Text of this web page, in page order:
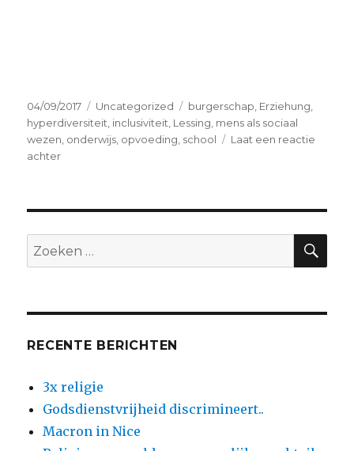
Geplaatst
op
04/09/2017 Categorieën
Uncategorized Tags
burgerschap Erziehung
hyperdiversiteit inclusiviteit Lessing mens als sociaal
wezen onderwijs opvoeding school
Laat een reactie
achterop
weer
de
schuld…
Zoeken
naar:
RECENTE BERICHTEN
3x religie
Godsdienstvrijheid discrimineert..
Macron in Nice